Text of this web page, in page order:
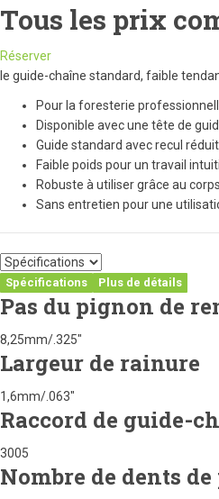
Tous les prix
Réserver
le guide-chaîne standard, faible
Pour la foresterie
Disponible avec une tête de
Guide standard avec recul réduit
Faible poids pour un travail
Robuste à utiliser grâce au
Sans entretien pour une
Spécifications Plus de détails
Pas du pignon de
8,25mm/.325"
Largeur de rainure
1,6mm/.063"
Raccord de guide-
3005
Nombre de dents